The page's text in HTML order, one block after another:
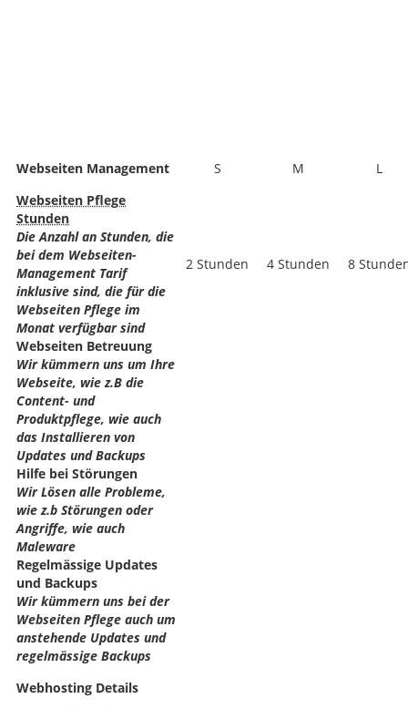
Webseiten Management S M
L
Webseiten Pflege
Stunden
Die Anzahl an Stunden, die
bei dem Webseiten-
Management Tarif
inklusive sind, die für die
Webseiten Pflege im
Monat verfügbar sind
2 Stunden 4 Stunden 8
Webseiten Betreuung
Wir kümmern uns um Ihre
Webseite, wie z.B die
Content- und
Produktpflege, wie auch
das Installieren von
Updates und Backups
Hilfe bei Störungen
Wir Lösen alle Probleme,
wie z.b Störungen oder
Angriffe, wie auch
Maleware
Regelmässige Updates
und Backups
Wir kümmern uns bei der
Webseiten Pflege auch um
anstehende Updates und
regelmässige Backups
Webhosting Details